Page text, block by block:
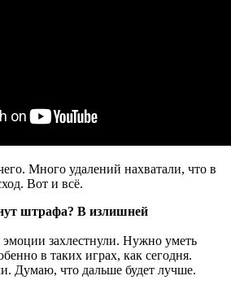
Много удалений нахватали, что в
Вот и всё.
штрафа? В излишней
захлестнули. Нужно уметь
в таких играх, как сегодня.
Думаю, что дальше будет лучше.